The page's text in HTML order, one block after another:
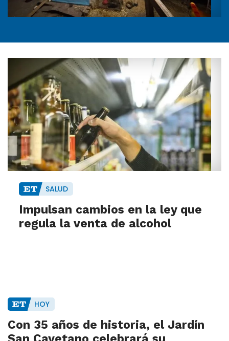
SALUD
Impulsan cambios en la ley que
regula la venta de alcohol
HOY
Con 35 años de historia, el Jardín